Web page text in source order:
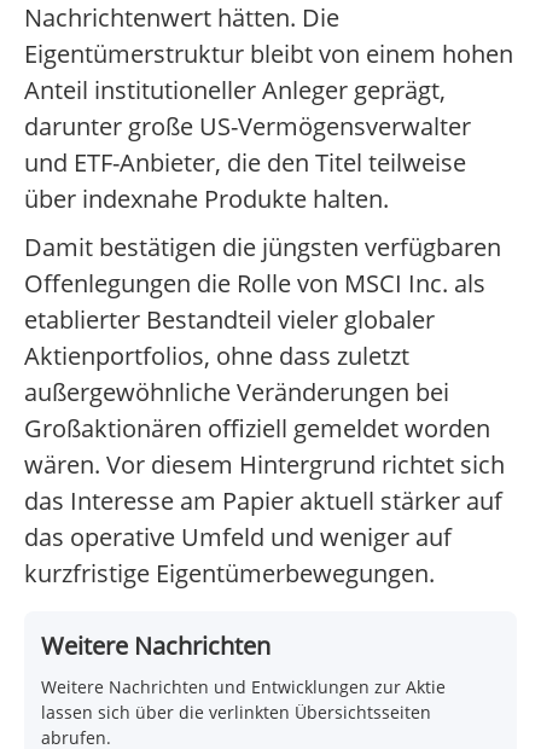
Nachrichtenwert hätten. Die
Eigentümerstruktur bleibt von einem hohen
Anteil institutioneller Anleger geprägt,
darunter große US-Vermögensverwalter
und ETF-Anbieter, die den Titel teilweise
über indexnahe Produkte halten.
Damit bestätigen die jüngsten verfügbaren
Offenlegungen die Rolle von MSCI Inc. als
etablierter Bestandteil vieler globaler
Aktienportfolios, ohne dass zuletzt
außergewöhnliche Veränderungen bei
Großaktionären offiziell gemeldet worden
wären. Vor diesem Hintergrund richtet sich
das Interesse am Papier aktuell stärker auf
das operative Umfeld und weniger auf
kurzfristige Eigentümerbewegungen.
Weitere Nachrichten
Weitere Nachrichten und Entwicklungen zur Aktie
lassen sich über die verlinkten Übersichtsseiten
abrufen.